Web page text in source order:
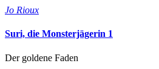
Jo Rioux
Suri, die Monsterjägerin 1
Der goldene Faden